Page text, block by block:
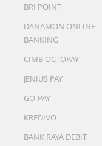
BRI POINT
DANAMON ONLINE
BANKING
CIMB OCTOPAY
JENIUS PAY
GO-PAY
KREDIVO
BANK RAYA DEBIT